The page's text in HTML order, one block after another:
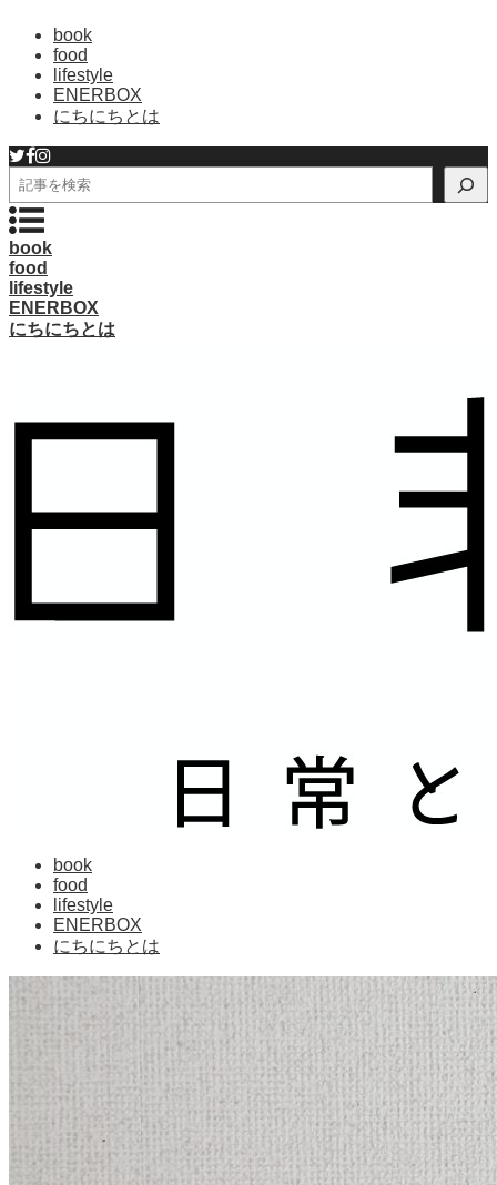
book
food
lifestyle
ENERBOX
にちにちとは
検
索
book
food
lifestyle
ENERBOX
にちにちとは
book
food
lifestyle
ENERBOX
にちにちとは